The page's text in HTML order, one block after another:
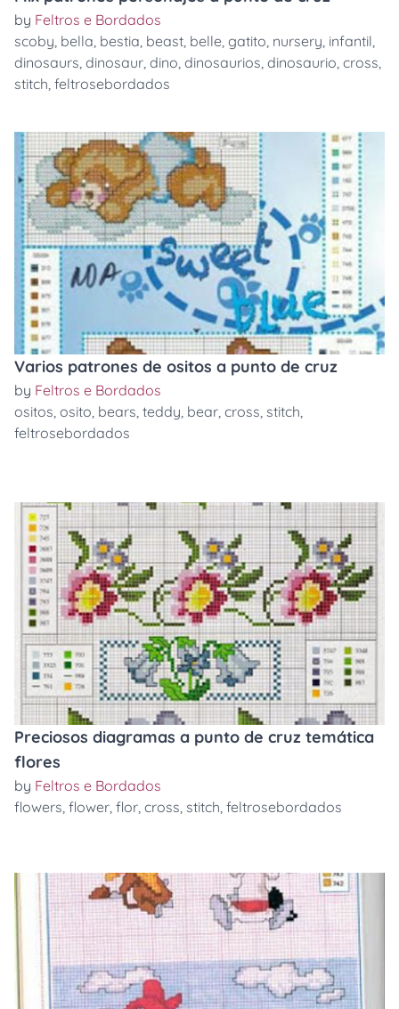
by Feltros e Bordados
scoby, bella, bestia, beast, belle, gatito, nursery, infantil,
dinosaurs, dinosaur, dino, dinosaurios, dinosaurio, cross,
stitch, feltrosebordados
Varios patrones de ositos a punto de cruz
by Feltros e Bordados
ositos, osito, bears, teddy, bear, cross, stitch,
feltrosebordados
Preciosos diagramas a punto de cruz temática
flores
by Feltros e Bordados
flowers, flower, flor, cross, stitch, feltrosebordados